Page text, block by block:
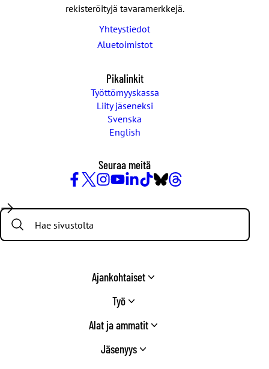
rekisteröityjä tavaramerkkejä.
Yhteystiedot
Aluetoimistot
Pikalinkit
Työttömyyskassa
Liity jäseneksi
Svenska
English
Seuraa meitä
/
Twitter
Search:
Ajankohtaiset
Työ
Alat ja ammatit
Jäsenyys